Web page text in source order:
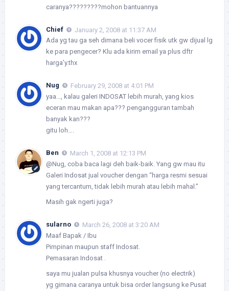
caranya?????????mohon bantuannya
Chief
January 2, 2008 at 11:37 AM
Ada yg tau ga seh dimana beli vocer fisik utk gw dijual lg
ke para pengecer? Klu ada kirim email ya plus dftr
harga’y.thx
Nug
February 29, 2008 at 4:01 PM
yaa…, kalau galeri INDOSAT lebih murah, yang kios
eceran mau makan apa??? pengangguran tambah
banyak kan???
gitu loh….
Ben
March 1, 2008 at 12:13 PM
@Nug, coba baca lagi deh baik-baik. Yang gw mau itu
Galeri Indosat jual voucher dengan “harga resmi sesuai
yang tercantum, tidak lebih murah atau lebih mahal.”
Masih gak ngerti juga?
sularno
March 26, 2008 at 3:20 AM
Maaf Bapak / Ibu
Pimpinan maupun staff Indosat.
Pemasaran Indosat .
saya mu jualan pulsa khusnya voucher (no electrik)
yg gimana caranya untuk bisa order langsung ke Pusat